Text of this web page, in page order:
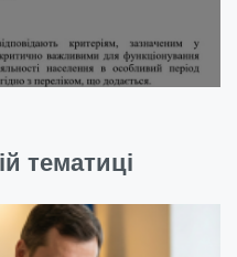
тематиці